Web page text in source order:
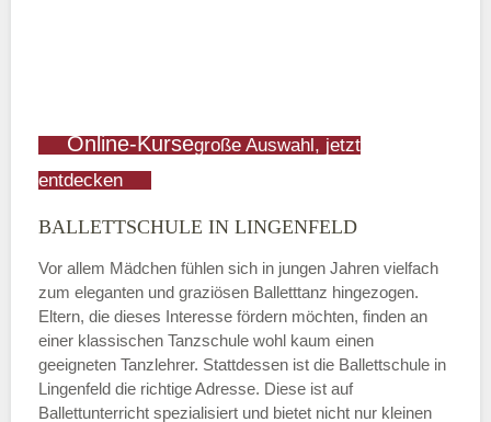
Online-Kursegroße Auswahl, jetzt
entdecken
BALLETTSCHULE IN LINGENFELD
Vor allem Mädchen fühlen sich in jungen Jahren vielfach
zum eleganten und graziösen Balletttanz hingezogen.
Eltern, die dieses Interesse fördern möchten, finden an
einer klassischen Tanzschule wohl kaum einen
geeigneten Tanzlehrer. Stattdessen ist die Ballettschule in
Lingenfeld die richtige Adresse. Diese ist auf
Ballettunterricht spezialisiert und bietet nicht nur kleinen